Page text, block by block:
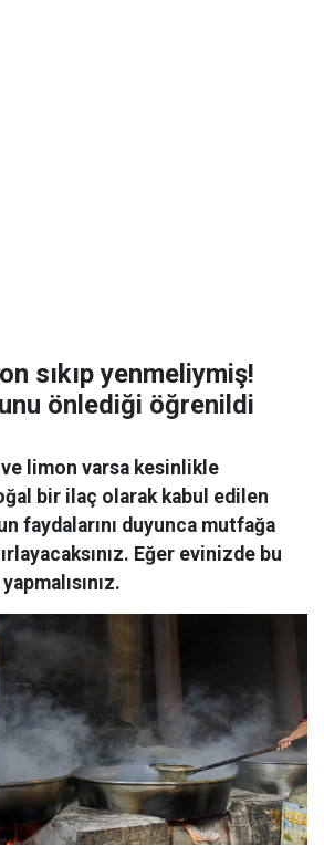
sıkıp yenmeliymiş!
önlediği öğrenildi
limon varsa kesinlikle
bir ilaç olarak kabul edilen
faydalarını duyunca mutfağa
Eğer evinizde bu